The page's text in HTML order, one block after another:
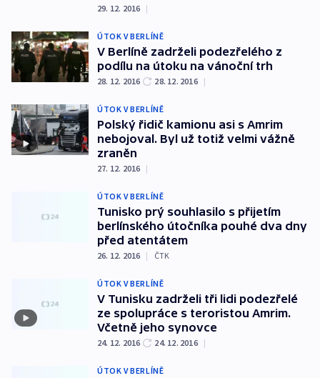
29. 12. 2016 |
ÚTOK V BERLÍNĚ
V Berlíně zadrželi podezřelého z
podílu na útoku na vánoční trh
28. 12. 2016 28. 12. 2016 |
ÚTOK V BERLÍNĚ
Polský řidič kamionu asi s Amrim
nebojoval. Byl už totiž velmi vážně
zraněn
27. 12. 2016 |
ÚTOK V BERLÍNĚ
Tunisko prý souhlasilo s přijetím
berlínského útočníka pouhé dva dny
před atentátem
26. 12. 2016 | ČTK
ÚTOK V BERLÍNĚ
V Tunisku zadrželi tři lidi podezřelé
ze spolupráce s teroristou Amrim.
Včetně jeho synovce
24. 12. 2016 24. 12. 2016 |
ÚTOK V BERLÍNĚ